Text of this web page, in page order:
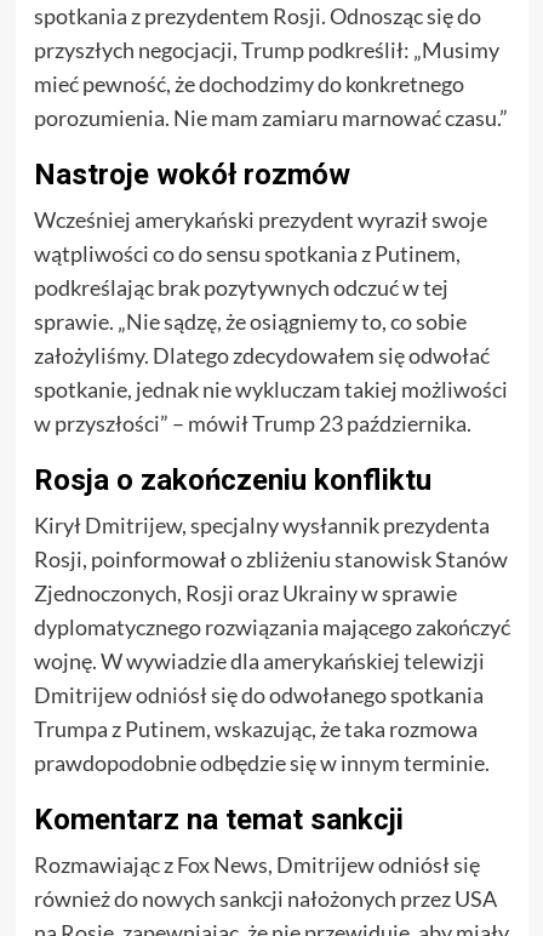
spotkania z prezydentem Rosji. Odnosząc się do
przyszłych negocjacji, Trump podkreślił: „Musimy
mieć pewność, że dochodzimy do konkretnego
porozumienia. Nie mam zamiaru marnować czasu.”
Nastroje wokół rozmów
Wcześniej amerykański prezydent wyraził swoje
wątpliwości co do sensu spotkania z Putinem,
podkreślając brak pozytywnych odczuć w tej
sprawie. „Nie sądzę, że osiągniemy to, co sobie
założyliśmy. Dlatego zdecydowałem się odwołać
spotkanie, jednak nie wykluczam takiej możliwości
w przyszłości” – mówił Trump 23 października.
Rosja o zakończeniu konfliktu
Kirył Dmitrijew, specjalny wysłannik prezydenta
Rosji, poinformował o zbliżeniu stanowisk Stanów
Zjednoczonych, Rosji oraz Ukrainy w sprawie
dyplomatycznego rozwiązania mającego zakończyć
wojnę. W wywiadzie dla amerykańskiej telewizji
Dmitrijew odniósł się do odwołanego spotkania
Trumpa z Putinem, wskazując, że taka rozmowa
prawdopodobnie odbędzie się w innym terminie.
Komentarz na temat sankcji
Rozmawiając z Fox News, Dmitrijew odniósł się
również do nowych sankcji nałożonych przez USA